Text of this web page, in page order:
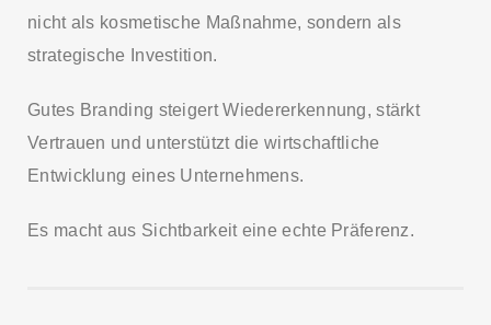
nicht als kosmetische Maßnahme, sondern als
strategische Investition.
Gutes Branding steigert Wiedererkennung, stärkt
Vertrauen und unterstützt die wirtschaftliche
Entwicklung eines Unternehmens.
Es macht aus Sichtbarkeit eine echte Präferenz.